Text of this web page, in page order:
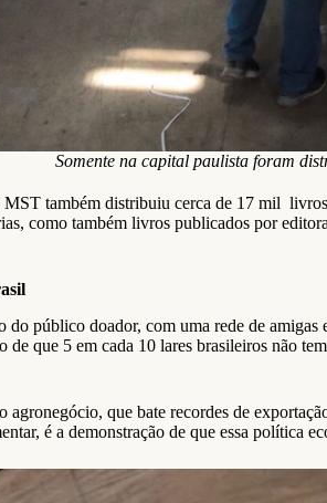
Somente na capital paulista foram
também distribuiu cerca de 17 mil
como também livros publicados por
público doador, com uma rede de
que 5 em cada 10 lares brasileiros não
que bate recordes de
é a demonstração de que essa